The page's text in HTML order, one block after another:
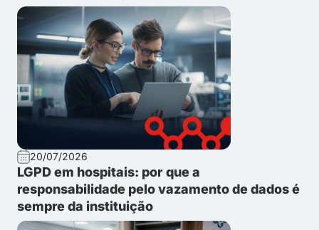
20/07/2026
LGPD em hospitais: por que a
responsabilidade pelo vazamento de dados é
sempre da instituição